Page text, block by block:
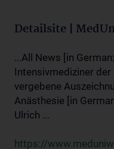
Detailsite |
...All News [in
Intensivmediziner der
vergebene
Anästhesie [in
Ulrich ...
https://